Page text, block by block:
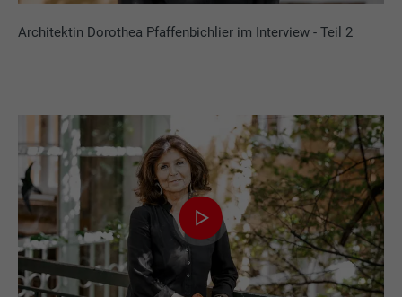
Architektin Dorothea Pfaffenbichlier im Interview - Teil 2